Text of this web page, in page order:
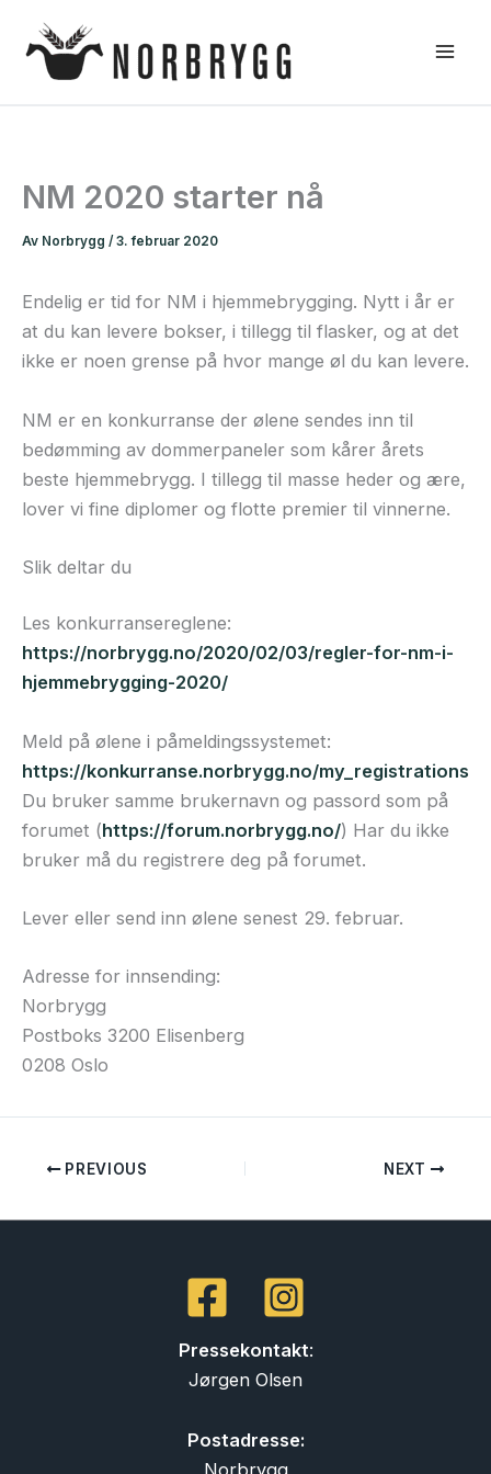
rett
NM 2020 starter nå
Av Norbrygg / 3. februar 2020
Endelig er tid for NM i hjemmebrygging. Nytt i år er
at du kan levere bokser, i tillegg til flasker, og at det
ikke er noen grense på hvor mange øl du kan levere.
NM er en konkurranse der ølene sendes inn til
bedømming av dommerpaneler som kårer årets
beste hjemmebrygg. I tillegg til masse heder og ære,
lover vi fine diplomer og flotte premier til vinnerne.
Slik deltar du
Les konkurransereglene:
https://norbrygg.no/2020/02/03/regler-for-nm-i-
hjemmebrygging-2020/
Meld på ølene i påmeldingssystemet:
https://konkurranse.norbrygg.no/my_registrations
Du bruker samme brukernavn og passord som på
forumet (https://forum.norbrygg.no/) Har du ikke
bruker må du registrere deg på forumet.
Lever eller send inn ølene senest 29. februar.
Adresse for innsending:
Norbrygg
Postboks 3200 Elisenberg
0208 Oslo
PREVIOUS NEXT
Pressekontakt:
Jørgen Olsen
Postadresse: